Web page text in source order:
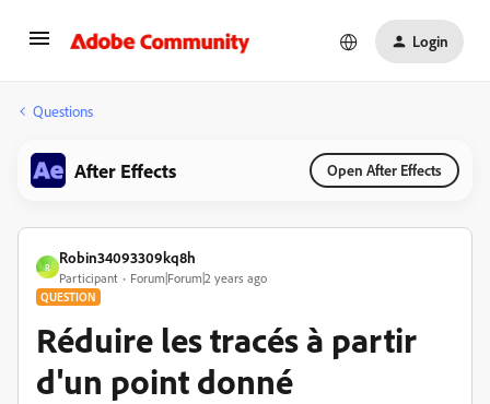
Login
Questions
After Effects Open After Effects
R
Robin34093309kq8h
Participant Forum|Forum|2 years ago
QUESTION
Réduire les tracés à partir
d'un point donné